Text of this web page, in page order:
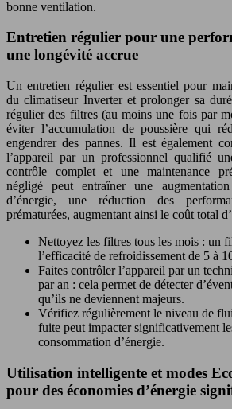
bonne ventilation.
Entretien régulier pour une
une longévité accrue
Un entretien régulier est essentiel pour
du climatiseur Inverter et prolonger sa
régulier des filtres (au moins une fois par
éviter l’accumulation de poussière qui
engendrer des pannes. Il est également
l’appareil par un professionnel qualifié
contrôle complet et une maintenance
négligé peut entraîner une
d’énergie, une réduction des
prématurées, augmentant ainsi le coût total
Nettoyez les filtres tous les mois : un
l’efficacité de refroidissement de 5 à
Faites contrôler l’appareil par un
par an : cela permet de détecter
qu’ils ne deviennent majeurs.
Vérifiez régulièrement le niveau de
fuite peut impacter significativement
consommation d’énergie.
Utilisation intelligente et modes
pour des économies d’énergie